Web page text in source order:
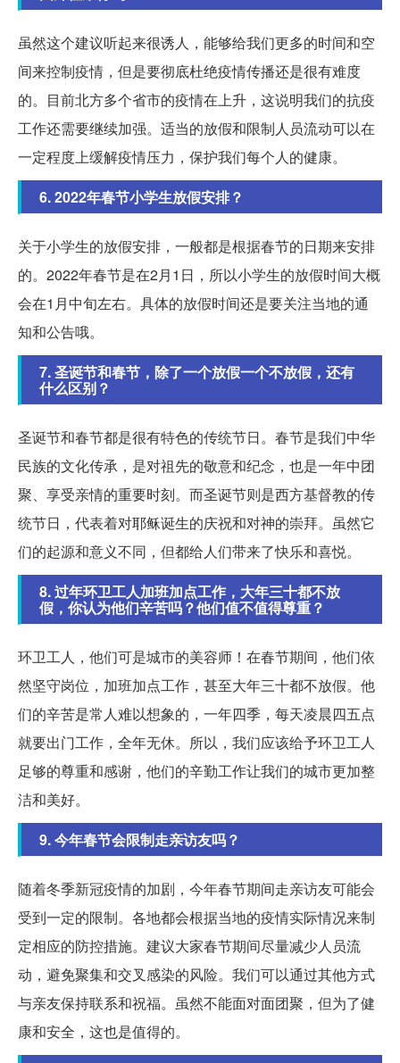
虽然这个建议听起来很诱人，能够给我们更多的时间和空
间来控制疫情，但是要彻底杜绝疫情传播还是很有难度
的。目前北方多个省市的疫情在上升，这说明我们的抗疫
工作还需要继续加强。适当的放假和限制人员流动可以在
一定程度上缓解疫情压力，保护我们每个人的健康。
6. 2022年春节小学生放假安排？
关于小学生的放假安排，一般都是根据春节的日期来安排
的。2022年春节是在2月1日，所以小学生的放假时间大概
会在1月中旬左右。具体的放假时间还是要关注当地的通
知和公告哦。
7. 圣诞节和春节，除了一个放假一个不放假，还有
什么区别？
圣诞节和春节都是很有特色的传统节日。春节是我们中华
民族的文化传承，是对祖先的敬意和纪念，也是一年中团
聚、享受亲情的重要时刻。而圣诞节则是西方基督教的传
统节日，代表着对耶稣诞生的庆祝和对神的崇拜。虽然它
们的起源和意义不同，但都给人们带来了快乐和喜悦。
8. 过年环卫工人加班加点工作，大年三十都不放
假，你认为他们辛苦吗？他们值不值得尊重？
环卫工人，他们可是城市的美容师！在春节期间，他们依
然坚守岗位，加班加点工作，甚至大年三十都不放假。他
们的辛苦是常人难以想象的，一年四季，每天凌晨四五点
就要出门工作，全年无休。所以，我们应该给予环卫工人
足够的尊重和感谢，他们的辛勤工作让我们的城市更加整
洁和美好。
9. 今年春节会限制走亲访友吗？
随着冬季新冠疫情的加剧，今年春节期间走亲访友可能会
受到一定的限制。各地都会根据当地的疫情实际情况来制
定相应的防控措施。建议大家春节期间尽量减少人员流
动，避免聚集和交叉感染的风险。我们可以通过其他方式
与亲友保持联系和祝福。虽然不能面对面团聚，但为了健
康和安全，这也是值得的。